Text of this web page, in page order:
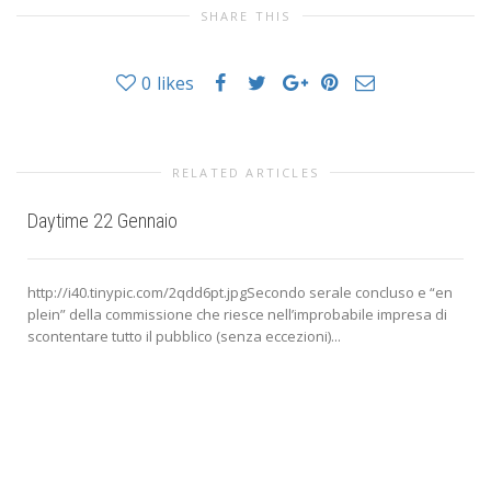
SHARE THIS
0 likes
RELATED ARTICLES
Daytime 22 Gennaio
http://i40.tinypic.com/2qdd6pt.jpgSecondo serale concluso e “en
plein” della commissione che riesce nell’improbabile impresa di
scontentare tutto il pubblico (senza eccezioni)...